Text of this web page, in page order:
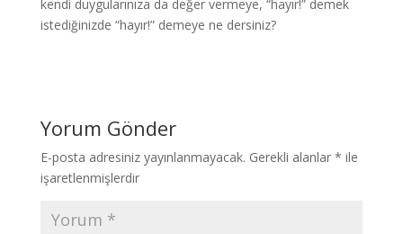
kendi duygularınıza da değer vermeye, “hayır!” demek
istediğinizde “hayır!” demeye ne dersiniz?
Yorum Gönder
E-posta adresiniz yayınlanmayacak. Gerekli alanlar * ile
işaretlenmişlerdir